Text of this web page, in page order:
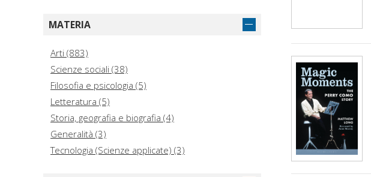
Hoepli (13)
Universidad del Valle (13)
Lexington Books (11)
John Wiley et Sons Ltd. (9)
Wiley-VCH (9)
British Film Institute (8)
Luigi Pellegrini (8)
MATERIA
Arti (883)
Scienze sociali (38)
Filosofia e psicologia (5)
Letteratura (5)
Storia, geografia e biografia (4)
Generalità (3)
Tecnologia (Scienze applicate) (3)